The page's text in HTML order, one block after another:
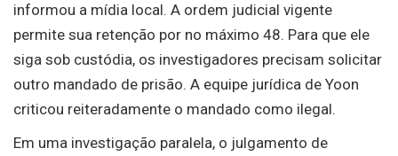
informou a mídia local. A ordem judicial vigente
permite sua retenção por no máximo 48. Para que ele
siga sob custódia, os investigadores precisam solicitar
outro mandado de prisão. A equipe jurídica de Yoon
criticou reiteradamente o mandado como ilegal.
Em uma investigação paralela, o julgamento de